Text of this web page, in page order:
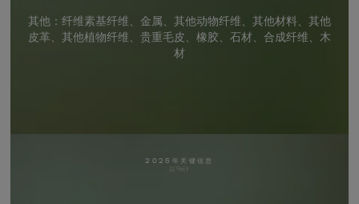
其他：纤维素基纤维、金属、其他动物纤维、其他材料、其他
皮革、其他植物纤维、贵重毛皮、橡胶、石材、合成纤维、木
材
2025年关键信息
以%计